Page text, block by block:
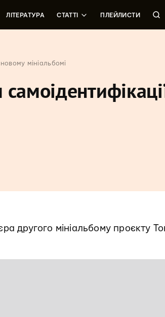
ЛІТЕРАТУРА СТАТТІ ПЛЕЙЛИСТИ
мініальбомі
другого мініальбому проєкту